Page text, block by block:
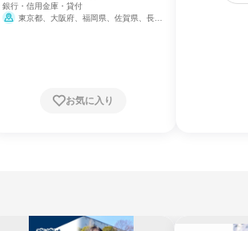
銀行・信用金庫・貸付
東京都、大阪府、福岡県、佐賀県、長崎
お気に入り